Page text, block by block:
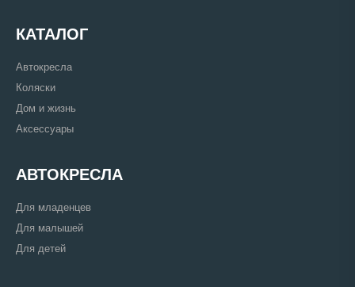
КАТАЛОГ
Автокресла
Коляски
Дом и жизнь
Аксессуары
АВТОКРЕСЛА
Для младенцев
Для малышей
Для детей